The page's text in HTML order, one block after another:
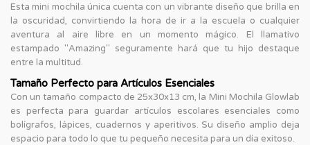
Esta mini mochila única cuenta con un vibrante diseño que brilla en
la oscuridad, convirtiendo la hora de ir a la escuela o cualquier
aventura al aire libre en un momento mágico. El llamativo
estampado "Amazing" seguramente hará que tu hijo destaque
entre la multitud.
Tamaño Perfecto para Artículos Esenciales
Con un tamaño compacto de 25x30x13 cm, la Mini Mochila Glowlab
es perfecta para guardar artículos escolares esenciales como
bolígrafos, lápices, cuadernos y aperitivos. Su diseño amplio deja
espacio para todo lo que tu pequeño necesita para un día exitoso.